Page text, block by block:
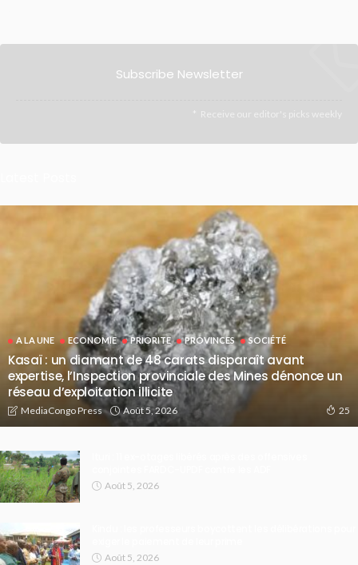
Subscribe Newsletter
Receive our editor's picks weekly
A LA UNE ECONOMIE PRIORITE PROVINCES SOCIÉTÉ
Kasaï : un diamant de 48 carats disparaît avant
expertise, l’Inspection provinciale des Mines dénonce un
réseau d’exploitation illicite
MediaCongo Press Août 5, 2026 25
Août 5, 2026
Août 5, 2026